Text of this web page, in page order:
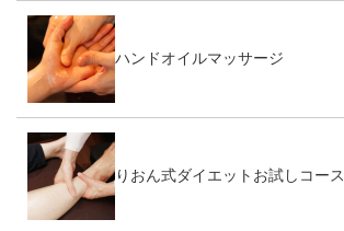
ハンドオイルマッサージ
りおん式ダイエットお試しコース